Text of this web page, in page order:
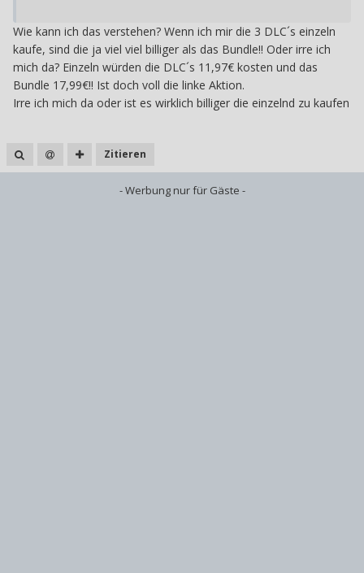
Wie kann ich das verstehen? Wenn ich mir die 3 DLC´s einzeln
kaufe, sind die ja viel viel billiger als das Bundle!! Oder irre ich
mich da? Einzeln würden die DLC´s 11,97€ kosten und das
Bundle 17,99€!! Ist doch voll die linke Aktion.
Irre ich mich da oder ist es wirklich billiger die einzelnd zu kaufen
Zitieren
- Werbung nur für Gäste -